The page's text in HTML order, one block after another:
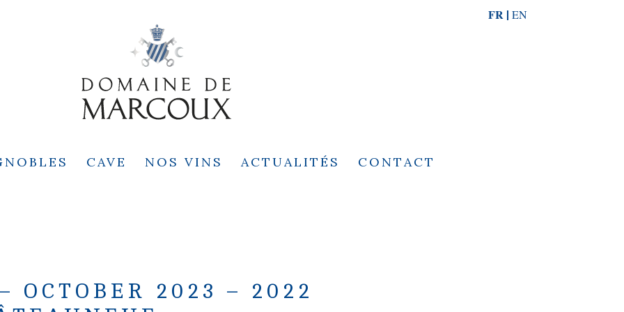
FR EN
CAVE NOS VINS ACTUALITÉS CONTACT
OCTOBER 2023 – 2022